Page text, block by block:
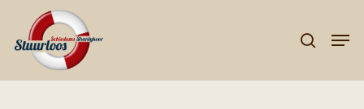
content
search
Close